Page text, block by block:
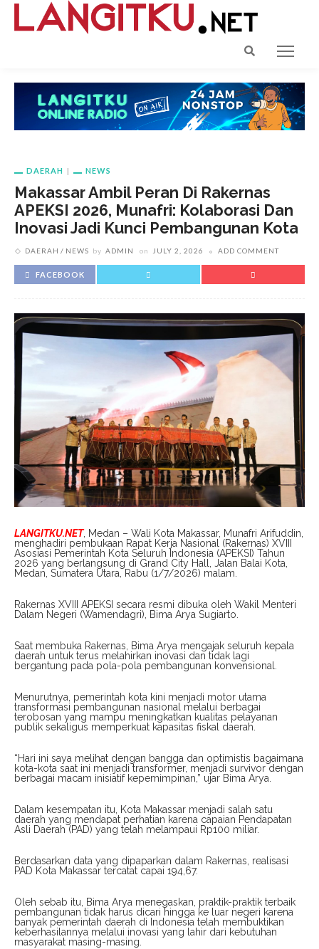
DAERAH NEWS
Makassar Ambil Peran Di Rakernas
APEKSI 2026, Munafri: Kolaborasi Dan
Inovasi Jadi Kunci Pembangunan Kota
DAERAH NEWS by ADMIN on JULY 2, 2026 ADD COMMENT
FACEBOOK
LANGITKU.NET, Medan – Wali Kota Makassar, Munafri Arifuddin,
menghadiri pembukaan Rapat Kerja Nasional (Rakernas) XVIII
Asosiasi Pemerintah Kota Seluruh Indonesia (APEKSI) Tahun
2026 yang berlangsung di Grand City Hall, Jalan Balai Kota,
Medan, Sumatera Utara, Rabu (1/7/2026) malam.
Rakernas XVIII APEKSI secara resmi dibuka oleh Wakil Menteri
Dalam Negeri (Wamendagri), Bima Arya Sugiarto.
Saat membuka Rakernas, Bima Arya mengajak seluruh kepala
daerah untuk terus melahirkan inovasi dan tidak lagi
bergantung pada pola-pola pembangunan konvensional.
Menurutnya, pemerintah kota kini menjadi motor utama
transformasi pembangunan nasional melalui berbagai
terobosan yang mampu meningkatkan kualitas pelayanan
publik sekaligus memperkuat kapasitas fiskal daerah.
“Hari ini saya melihat dengan bangga dan optimistis bagaimana
kota-kota saat ini menjadi transformer, menjadi survivor dengan
berbagai macam inisiatif kepemimpinan,” ujar Bima Arya.
Dalam kesempatan itu, Kota Makassar menjadi salah satu
daerah yang mendapat perhatian karena capaian Pendapatan
Asli Daerah (PAD) yang telah melampaui Rp100 miliar.
Berdasarkan data yang dipaparkan dalam Rakernas, realisasi
PAD Kota Makassar tercatat capai 194,67.
Oleh sebab itu, Bima Arya menegaskan, praktik-praktik terbaik
pembangunan tidak harus dicari hingga ke luar negeri karena
banyak pemerintah daerah di Indonesia telah membuktikan
keberhasilannya melalui inovasi yang lahir dari kebutuhan
masyarakat masing-masing.